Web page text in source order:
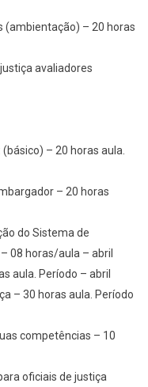
(ambientação) – 20 horas
avaliadores
– 20 horas aula.
– 20 horas
do Sistema de
08 horas/aula – abril
aula. Período – abril
– 30 horas aula. Período
competências – 10
oficiais de justiça